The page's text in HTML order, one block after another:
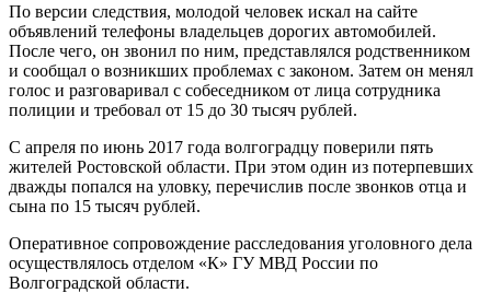
По версии следствия, молодой человек искал на сайте
объявлений телефоны владельцев дорогих автомобилей.
После чего, он звонил по ним, представлялся родственником
и сообщал о возникших проблемах с законом. Затем он менял
голос и разговаривал с собеседником от лица сотрудника
полиции и требовал от 15 до 30 тысяч рублей.
С апреля по июнь 2017 года волгоградцу поверили пять
жителей Ростовской области. При этом один из потерпевших
дважды попался на уловку, перечислив после звонков отца и
сына по 15 тысяч рублей.
Оперативное сопровождение расследования уголовного дела
осуществлялось отделом «К» ГУ МВД России по
Волгоградской области.